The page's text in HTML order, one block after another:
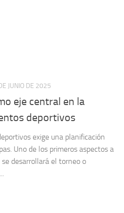
JUNIO DE 2025
eje central en la
deportivos
exige una planificación
Uno de los primeros aspectos a
desarrollará el torneo o